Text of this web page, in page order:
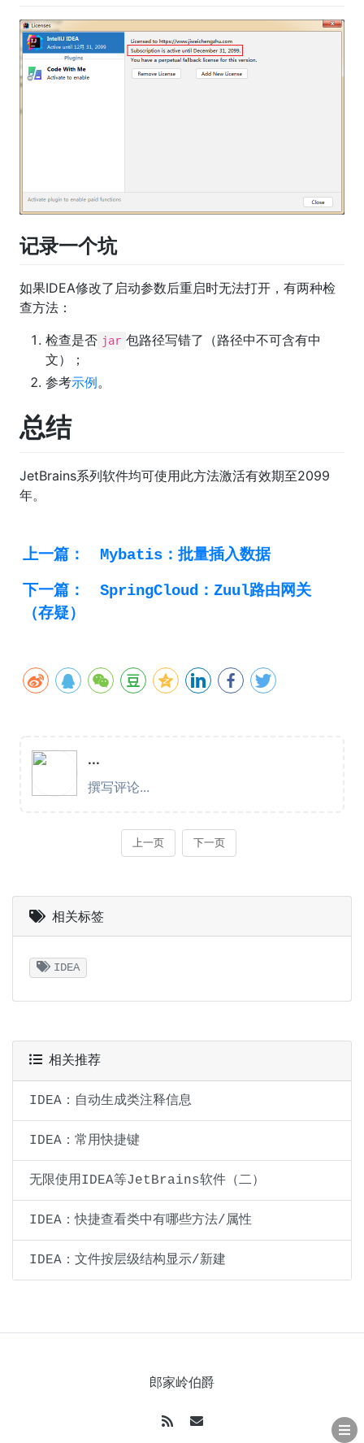
记录一个坑
如果IDEA修改了启动参数后重启时无法打开，有两种检
查方法：
检查是否 jar 包路径写错了（路径中不可含有中
文）；
参考示例。
总结
JetBrains系列软件均可使用此方法激活有效期至2099
年。
上一篇：
Mybatis：批量插入数据
下一篇：
SpringCloud：Zuul路由网关
（存疑）
相关标签
IDEA
相关推荐
IDEA：自动生成类注释信息
IDEA：常用快捷键
无限使用IDEA等JetBrains软件（二）
IDEA：快捷查看类中有哪些方法/属性
IDEA：文件按层级结构显示/新建
郎家岭伯爵